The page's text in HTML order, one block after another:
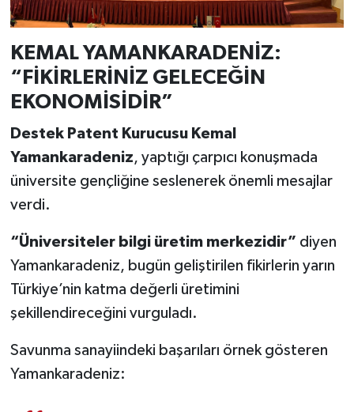
KEMAL YAMANKARADENİZ:
“FİKİRLERİNİZ GELECEĞİN
EKONOMİSİDİR”
Destek Patent Kurucusu Kemal
Yamankaradeniz, yaptığı çarpıcı konuşmada
üniversite gençliğine seslenerek önemli mesajlar
verdi.
“Üniversiteler bilgi üretim merkezidir” diyen
Yamankaradeniz, bugün geliştirilen fikirlerin yarın
Türkiye’nin katma değerli üretimini
şekillendireceğini vurguladı.
Savunma sanayiindeki başarıları örnek gösteren
Yamankaradeniz: